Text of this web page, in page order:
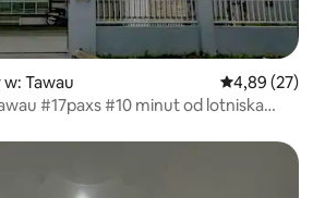
Tawau Średnia
4,89 (27)
#17paxs #10 minut od lotniska